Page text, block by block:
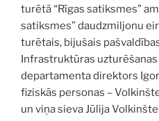
turētā “Rīgas satiksmes”
satiksmes” daudzmiljonu
turētais, bijušais
Infrastruktūras
departamenta direktors
fiziskās personas –
un viņa sieva Jūlija